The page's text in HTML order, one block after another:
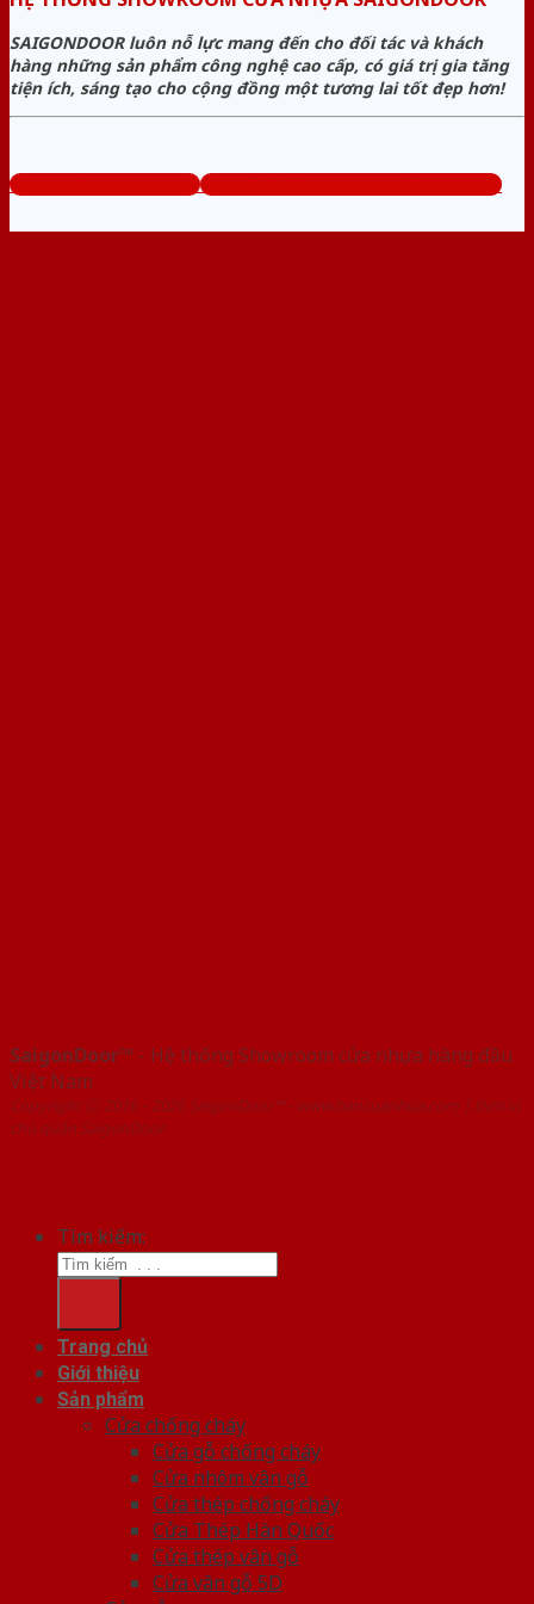
SAIGONDOOR luôn nỗ lực mang đến cho đối tác và khách
hàng những sản phẩm công nghệ cao cấp, có giá trị gia tăng
tiện ích, sáng tạo cho cộng đồng một tương lai tốt đẹp hơn!
www.sieuthicuanhua.net Tổng đài tư vấn miễn phí: 0824.400.400
SaigonDoor™ - Hệ thống Showroom cửa nhựa hàng đầu
Việt Nam
Copyright ⓒ 2016 – 2026 SaigonDoor™ - www.bancuanhua.com | Đơn vị
chủ quản SaigonDoor
Tìm kiếm:
Trang chủ
Giới thiệu
Sản phẩm
Cửa chống cháy
Cửa gỗ chống cháy
Cửa nhôm vân gỗ
Cửa thép chống cháy
Cửa Thép Hàn Quốc
Cửa thép vân gỗ
Cửa vân gỗ 5D